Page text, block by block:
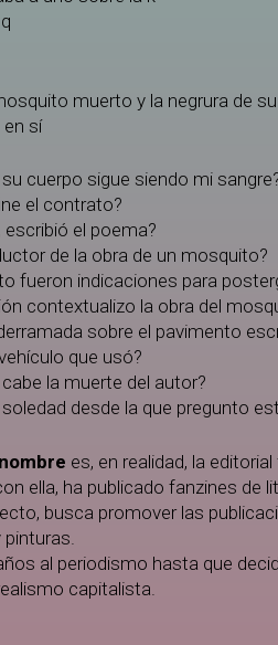
muerto y la negrura de
en sí
cuerpo sigue siendo mi
el contrato?
escribió el poema?
de la obra de un mosquito?
fueron indicaciones para
contextualizo la obra del
sobre el pavimento
que usó?
la muerte del autor?
desde la que pregunto
es, en realidad, la
ella, ha publicado fanzines de
busca promover las
al periodismo hasta que
capitalista.